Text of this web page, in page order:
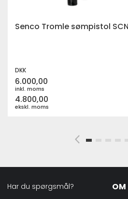
Senco Tromle sømpistol
6.000,00
DKK
inkl. moms
4.800,00
ekskl. moms
Har du spørgsmål?